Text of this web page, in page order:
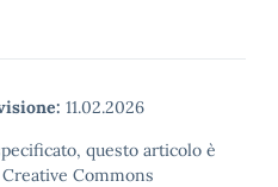
11.02.2026
questo articolo è
Commons